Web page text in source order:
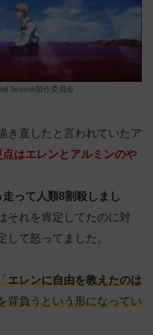
Season製作委員会
き直したと言われていたア
はエレンとアルミンのや
って人類8割殺しまし
それを肯定してたのに対
して怒ってました。
エレンに自由を教えたのは
背負うという形になってい